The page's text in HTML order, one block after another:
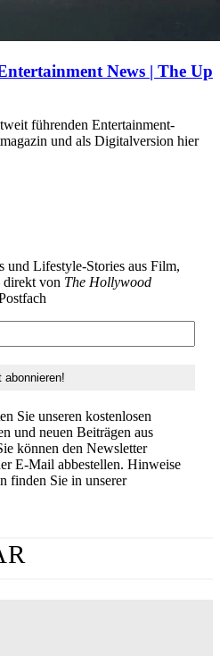
News | The Up
führenden Entertainment-
und als Digitalversion hier
Lifestyle-Stories aus Film,
von The Hollywood
Sie unseren kostenlosen
und neuen Beiträgen aus
können den Newsletter
E-Mail abbestellen. Hinweise
finden Sie in unserer